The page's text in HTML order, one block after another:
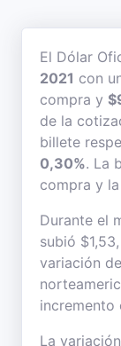
El Dólar
2021 con
compra y
de la
billete
0,30%. La
compra y
Durante el
subió
variación
incremento
La